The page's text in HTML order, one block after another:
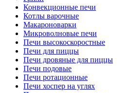
Конвекционные печи
Котлы варочные
Макароноварки
Микроволновые печи
Печи высокоскоростные
Печи для пиццы
Печи дровяные для пиццы
Печи подовые
Печи ротационные
Печи хоспер на углях